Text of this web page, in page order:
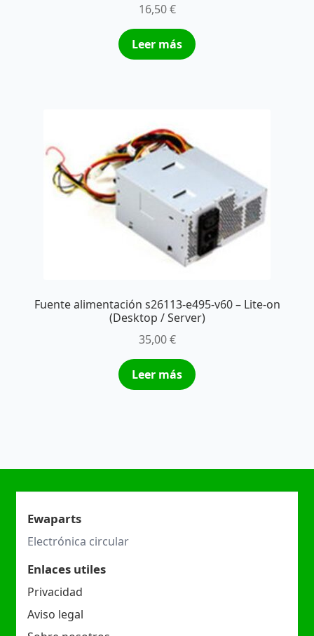
16,50€
Leer más
Fuente alimentación s26113-e495-v60 – Lite-on
(Desktop / Server)
35,00€
Leer más
Ewaparts
Electrónica circular
Enlaces utiles
Privacidad
Aviso legal